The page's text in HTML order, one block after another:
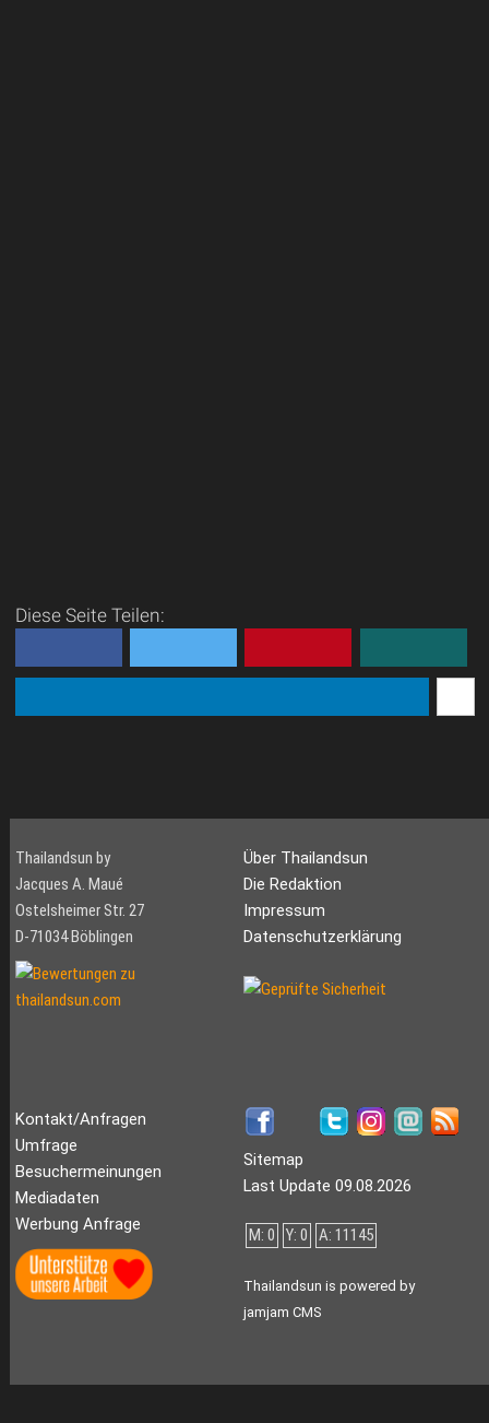
Diese Seite Teilen:
Thailandsun by
Jacques A. Maué
Ostelsheimer Str. 27
D-71034 Böblingen
Über Thailandsun
Die Redaktion
Impressum
Datenschutzerklärung
Kontakt/Anfragen
Umfrage
Besuchermeinungen
Mediadaten
Werbung Anfrage
Sitemap
Last Update 09.08.2026
M: 0 Y: 0 A: 11145
Thailandsun is powered by
jamjam CMS